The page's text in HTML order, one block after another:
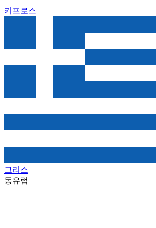
키프로스
그리스
동유럽